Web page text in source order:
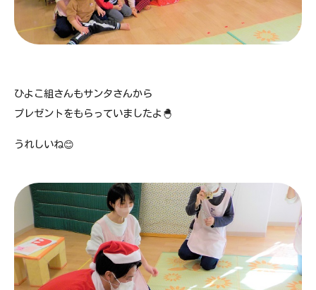
ひよこ組さんもサンタさんから
プレゼントをもらっていましたよ🐣
うれしいね😊